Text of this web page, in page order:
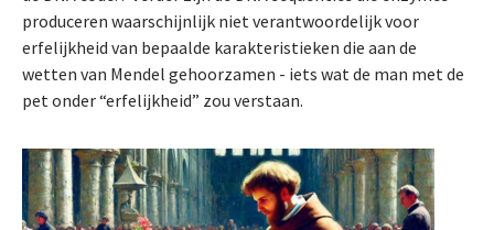
produceren waarschijnlijk niet verantwoordelijk voor
erfelijkheid van bepaalde karakteristieken die aan de
wetten van Mendel gehoorzamen - iets wat de man met de
pet onder “erfelijkheid” zou verstaan.